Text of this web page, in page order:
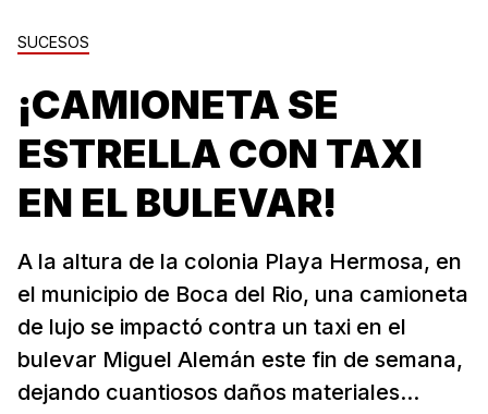
SUCESOS
¡CAMIONETA SE
ESTRELLA CON TAXI
EN EL BULEVAR!
A la altura de la colonia Playa Hermosa, en
el municipio de Boca del Rio, una camioneta
de lujo se impactó contra un taxi en el
bulevar Miguel Alemán este fin de semana,
dejando cuantiosos daños materiales...